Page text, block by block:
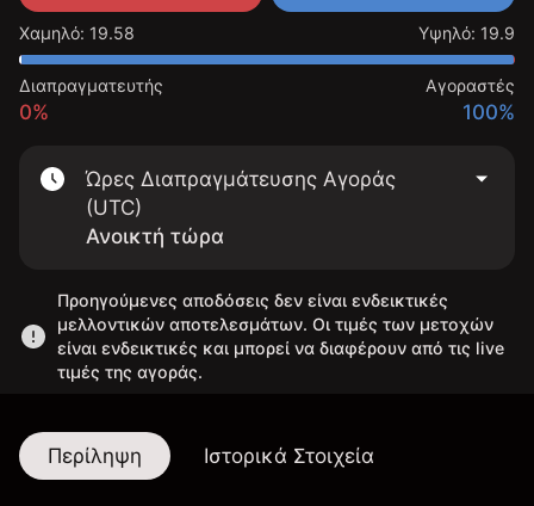
Χαμηλό: 19.58 Υψηλό: 19.9
Διαπραγματευτής
0%
Αγοραστές
100%
Ώρες Διαπραγμάτευσης Αγοράς
(UTC)
Ανοικτή τώρα
Προηγούμενες αποδόσεις δεν είναι ενδεικτικές
μελλοντικών αποτελεσμάτων. Οι τιμές των μετοχών
είναι ενδεικτικές και μπορεί να διαφέρουν από τις live
τιμές της αγοράς.
Περίληψη Ιστορικά Στοιχεία